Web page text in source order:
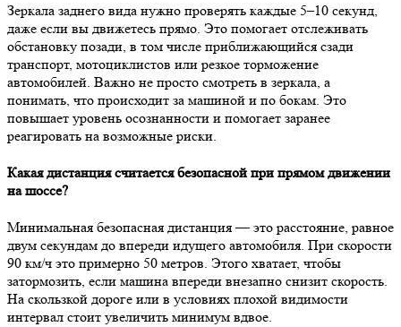
Зеркала заднего вида нужно проверять каждые 5–10 секунд,
даже если вы движетесь прямо. Это помогает отслеживать
обстановку позади, в том числе приближающийся сзади
транспорт, мотоциклистов или резкое торможение
автомобилей. Важно не просто смотреть в зеркала, а
понимать, что происходит за машиной и по бокам. Это
повышает уровень осознанности и помогает заранее
реагировать на возможные риски.
Какая дистанция считается безопасной при прямом движении
на шоссе?
Минимальная безопасная дистанция — это расстояние, равное
двум секундам до впереди идущего автомобиля. При скорости
90 км/ч это примерно 50 метров. Этого хватает, чтобы
затормозить, если машина впереди внезапно снизит скорость.
На скользкой дороге или в условиях плохой видимости
интервал стоит увеличить минимум вдвое.